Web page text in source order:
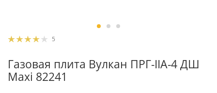
5
Газовая плита Вулкан ПРГ-IIA-4 ДШ
Maxi 82241